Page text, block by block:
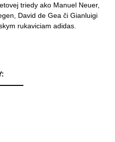
triedy ako Manuel Neuer,
David de Gea či Gianluigi
rukaviciam adidas.